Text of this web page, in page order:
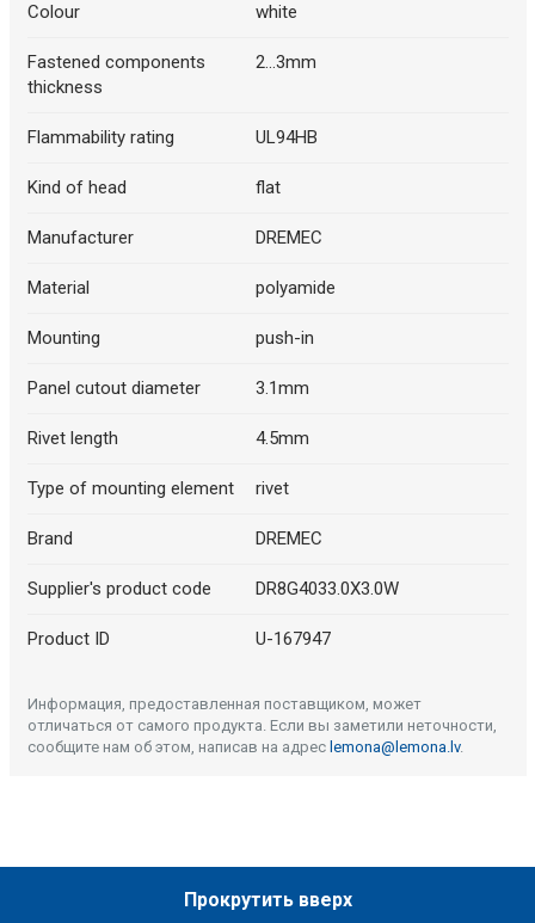
Colour white
Fastened components
thickness
2...3mm
Flammability rating UL94HB
Kind of head flat
Manufacturer DREMEC
Material polyamide
Mounting push-in
Panel cutout diameter 3.1mm
Rivet length 4.5mm
Type of mounting element rivet
Brand DREMEC
Supplier's product code DR8G4033.0X3.0W
Product ID U-167947
Информация, предоставленная поставщиком, может
отличаться от самого продукта. Если вы заметили неточности,
сообщите нам об этом, написав на адрес lemona@lemona.lv.
Прокрутить вверх